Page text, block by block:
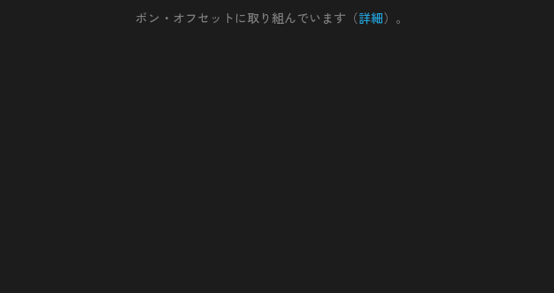
ボン・オフセットに取り組んでいます（詳細）。